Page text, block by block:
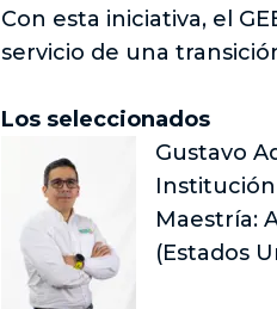
Con esta iniciativa, el
servicio de una
Los seleccionados
Gustavo
Maestría:
(Estados